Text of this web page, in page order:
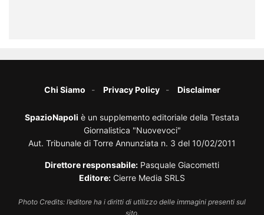
Chi Siamo Privacy Policy Disclaimer
SpazioNapoli è un supplemento editoriale della Testata
Giornalistica "Nuovevoci"
Aut. Tribunale di Torre Annunziata n. 3 del 10/02/2011
Direttore responsabile: Pasquale Giacometti
Editore: Cierre Media SRLS
Photo Credits: l’editore ha i diritti di utilizzo delle immagini presenti sul
sito.